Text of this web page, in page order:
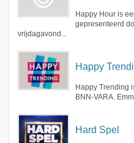
Happy Hour is
gepresenteerd
vrijdagavond...
Happy
Happy Trending
BNN-VARA.
Hard Spel